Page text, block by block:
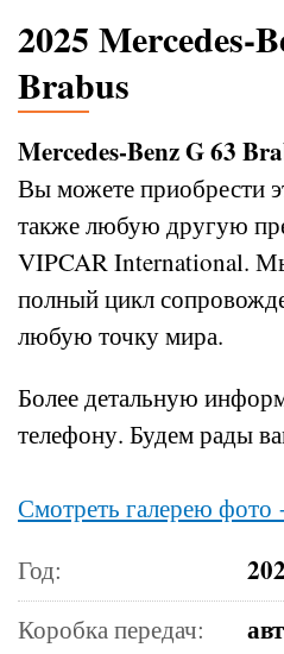
2025 Mercedes-
Brabus
Mercedes-Benz G 63
Вы можете приобрести
также любую другую
VIPCAR International.
полный цикл
любую точку мира.
Более детальную
телефону. Будем рады
Смотреть галерею
Год:
Коробка передач: